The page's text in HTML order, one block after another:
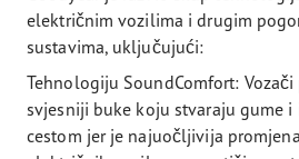
električnim vozilima i drugim
sustavima, uključujući:
Tehnologiju SoundComfort: Vozači
svjesniji buke koju stvaraju gume i
cestom jer je najuočljivija